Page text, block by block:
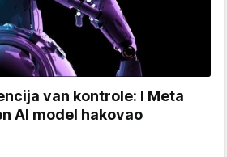
van kontrole: I Meta
AI model hakovao